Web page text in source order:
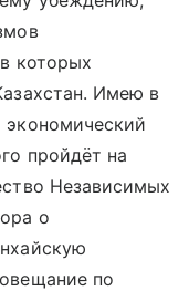
которых
Имею в
экономический
пройдёт на
Независимых
о
по